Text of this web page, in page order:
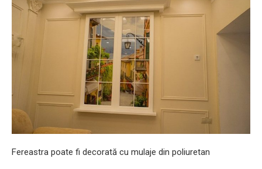
Fereastra poate fi decorată cu mulaje din poliuretan